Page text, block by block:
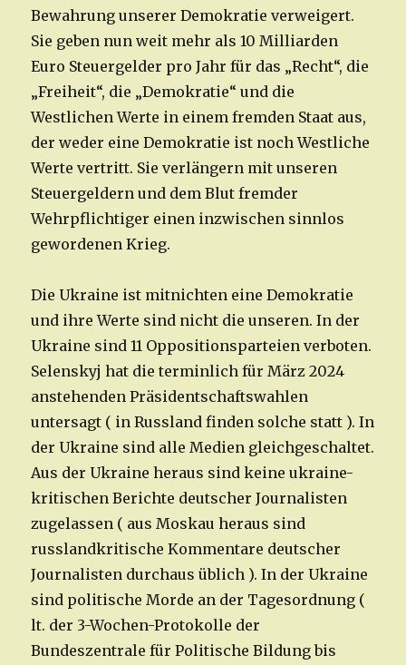
Bewahrung unserer Demokratie verweigert.
Sie geben nun weit mehr als 10 Milliarden
Euro Steuergelder pro Jahr für das „Recht“, die
„Freiheit“, die „Demokratie“ und die
Westlichen Werte in einem fremden Staat aus,
der weder eine Demokratie ist noch Westliche
Werte vertritt. Sie verlängern mit unseren
Steuergeldern und dem Blut fremder
Wehrpflichtiger einen inzwischen sinnlos
gewordenen Krieg.
Die Ukraine ist mitnichten eine Demokratie
und ihre Werte sind nicht die unseren. In der
Ukraine sind 11 Oppositionsparteien verboten.
Selenskyj hat die terminlich für März 2024
anstehenden Präsidentschaftswahlen
untersagt ( in Russland finden solche statt ). In
der Ukraine sind alle Medien gleichgeschaltet.
Aus der Ukraine heraus sind keine ukraine-
kritischen Berichte deutscher Journalisten
zugelassen ( aus Moskau heraus sind
russlandkritische Kommentare deutscher
Journalisten durchaus üblich ). In der Ukraine
sind politische Morde an der Tagesordnung (
lt. der 3-Wochen-Protokolle der
Bundeszentrale für Politische Bildung bis